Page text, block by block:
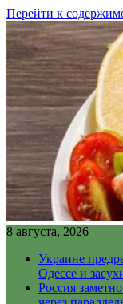
Перейти к
8 августа, 2026
Украине
Одессе и
Россия